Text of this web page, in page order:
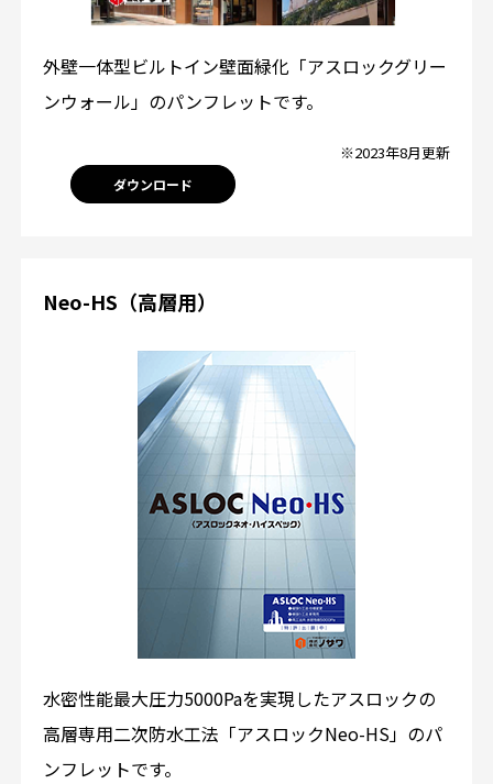
外壁一体型ビルトイン壁面緑化「アスロックグリー
ンウォール」のパンフレットです。
※2023年8月更新
ダウンロード
Neo-HS（高層用）
水密性能最大圧力5000Paを実現したアスロックの
高層専用二次防水工法「アスロックNeo-HS」のパ
ンフレットです。